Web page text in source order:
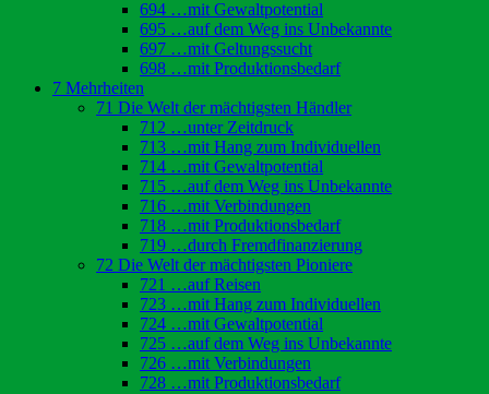
694 …mit Gewaltpotential
695 …auf dem Weg ins Unbekannte
697 …mit Geltungssucht
698 …mit Produktionsbedarf
7 Mehrheiten
71 Die Welt der mächtigsten Händler
712 …unter Zeitdruck
713 …mit Hang zum Individuellen
714 …mit Gewaltpotential
715 …auf dem Weg ins Unbekannte
716 …mit Verbindungen
718 …mit Produktionsbedarf
719 …durch Fremdfinanzierung
72 Die Welt der mächtigsten Pioniere
721 …auf Reisen
723 …mit Hang zum Individuellen
724 …mit Gewaltpotential
725 …auf dem Weg ins Unbekannte
726 …mit Verbindungen
728 …mit Produktionsbedarf